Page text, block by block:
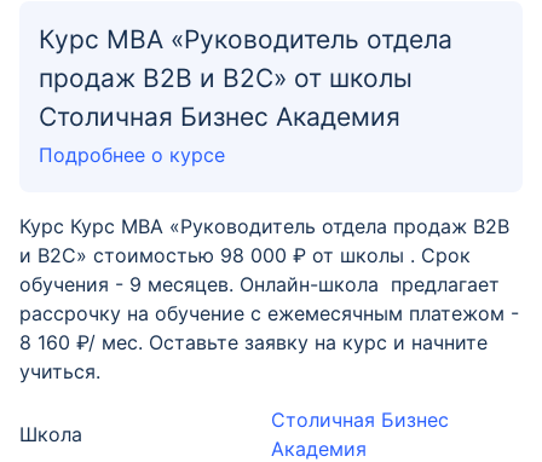
Курс MBA «Руководитель отдела
продаж B2B и B2C» от школы
Столичная Бизнес Академия
Подробнее о курсе
Курс Курс MBA «Руководитель отдела продаж B2B
и B2C» стоимостью 98 000 ₽ от школы . Срок
обучения - 9 месяцев. Онлайн-школа предлагает
рассрочку на обучение с ежемесячным платежом -
8 160 ₽/ мес. Оставьте заявку на курс и начните
учиться.
Школа
Столичная Бизнес
Академия